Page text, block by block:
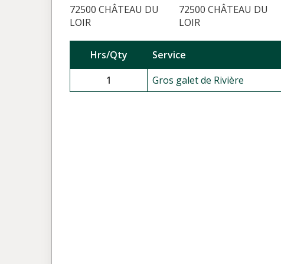
72500 CHÂTEAU DU
LOIR
72500 CHÂTEAU DU
LOIR
Hrs/Qty Service
1
Gros galet de Rivière